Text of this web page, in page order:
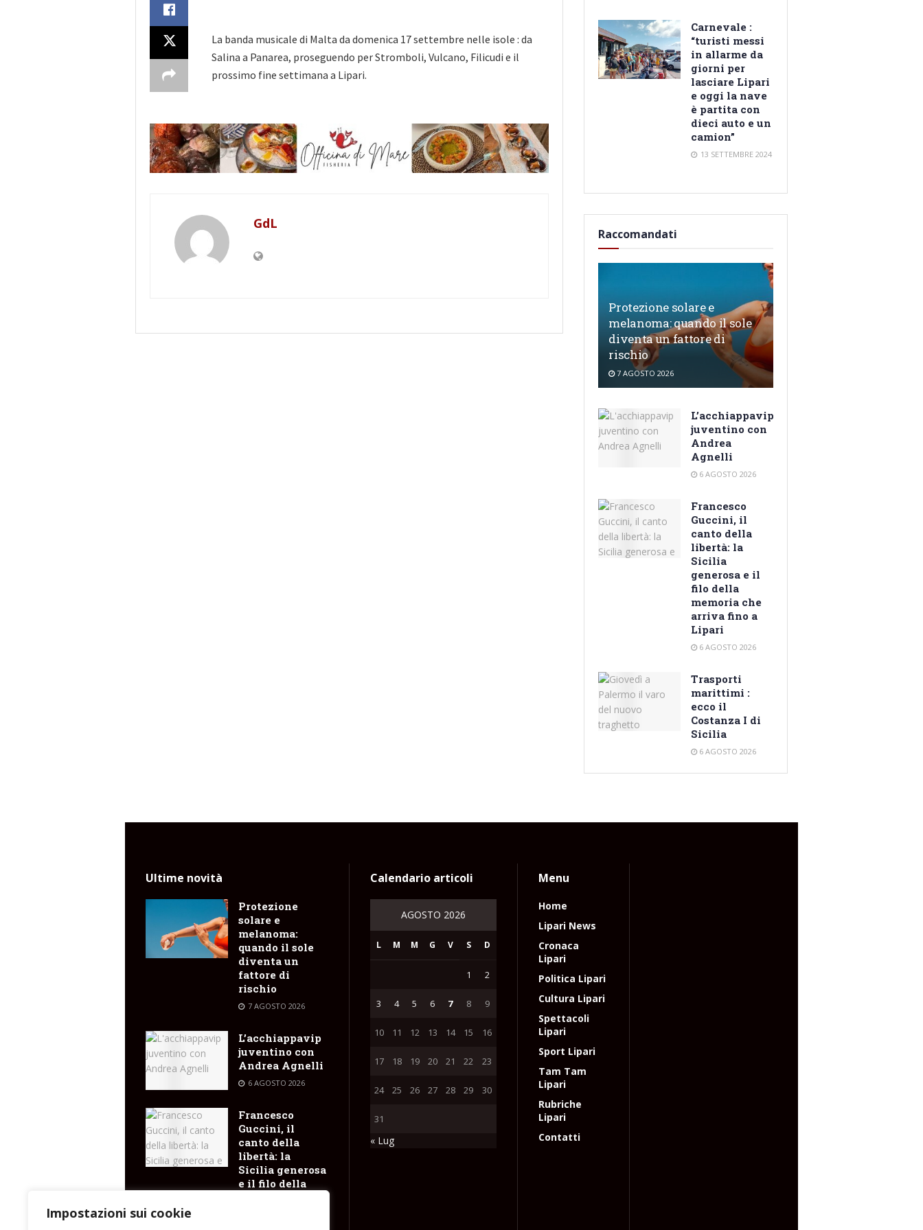
Impostazioni sui cookie
La banda musicale di Malta da domenica 17 settembre nelle isole : da
Salina a Panarea, proseguendo per Stromboli, Vulcano, Filicudi e il
prossimo fine settimana a Lipari.
GdL
Carnevale :
“turisti messi
in allarme da
giorni per
lasciare Lipari
e oggi la nave
è partita con
dieci auto e un
camion”
13 SETTEMBRE 2024
Raccomandati
Protezione solare e
melanoma: quando il sole
diventa un fattore di
rischio
7 AGOSTO 2026
L’acchiappavip
juventino con
Andrea
Agnelli
6 AGOSTO 2026
Francesco
Guccini, il
canto della
libertà: la
Sicilia
generosa e il
filo della
memoria che
arriva fino a
Lipari
6 AGOSTO 2026
Trasporti
marittimi :
ecco il
Costanza I di
Sicilia
6 AGOSTO 2026
Ultime novità
Protezione
solare e
melanoma:
quando il sole
diventa un
fattore di
rischio
7 AGOSTO 2026
L’acchiappavip
juventino con
Andrea Agnelli
6 AGOSTO 2026
Francesco
Guccini, il
canto della
libertà: la
Sicilia generosa
e il filo della
Calendario articoli
AGOSTO 2026
L M M G V S D
1 2
3 4 5 6 7 8 9
10 11 12 13 14 15 16
17 18 19 20 21 22 23
24 25 26 27 28 29 30
31
« Lug
Menu
Home
Lipari News
Cronaca
Lipari
Politica Lipari
Cultura Lipari
Spettacoli
Lipari
Sport Lipari
Tam Tam
Lipari
Rubriche
Lipari
Contatti